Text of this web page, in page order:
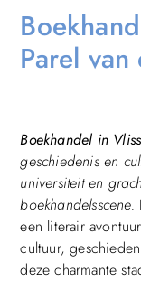
Parel
Boekhandel in
geschiedenis en
universiteit en
boekhandelsscene.
een literair
cultuur,
deze charmante